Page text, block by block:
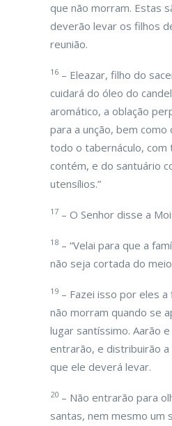
que não morram. Estas
deverão levar os filhos
reunião.
16 – Eleazar, filho do
cuidará do óleo do
aromático, a oblação
para a unção, bem como
todo o tabernáculo, com
contém, e do santuário
utensílios.”
17 – O Senhor disse a
18 – “Velai para que a
não seja cortada do
19 – Fazei isso por eles
não morram quando se
lugar santíssimo. Aarão
entrarão, e distribuirão a
que ele deverá levar.
20 – Não entrarão para
santas, nem mesmo um